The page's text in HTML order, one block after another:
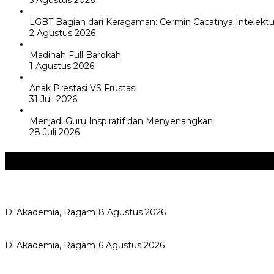
LGBT Bagian dari Keragaman: Cermin Cacatnya
2 Agustus 2026
Madinah Full Barokah
1 Agustus 2026
Anak Prestasi VS Frustasi
31 Juli 2026
Menjadi Guru Inspiratif dan Menyenangkan
28 Juli 2026
Di Akademia, Ragam|8 Agustus 2026
Di Akademia, Ragam|6 Agustus 2026